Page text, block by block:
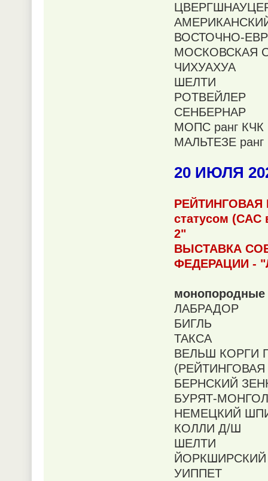
ВОСТОЧНО-
МОСКОВСКАЯ
ЧИХУАХУА
ШЕЛТИ
РОТВЕЙЛЕР
СЕНБЕРНАР
МОПС ранг КЧК
МАЛЬТЕЗЕ ранг
20 ИЮЛЯ
РЕЙТИНГОВАЯ
статусом (САС
2"
ВЫСТАВКА
ФЕДЕРАЦИИ -
монопородные
ЛАБРАДОР
БИГЛЬ
ТАКСА
ВЕЛЬШ КОРГИ
(РЕЙТИНГОВАЯ
БЕРНСКИЙ
БУРЯТ-
НЕМЕЦКИЙ
КОЛЛИ Д/Ш
ШЕЛТИ
ЙОРКШИРСКИЙ
УИППЕТ